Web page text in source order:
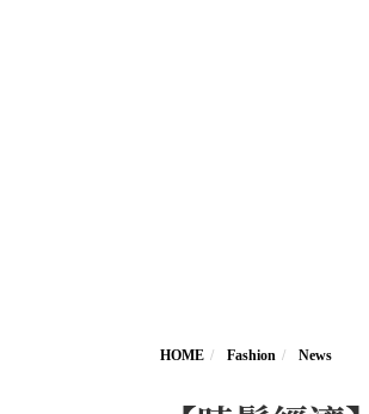
HOME Fashion News